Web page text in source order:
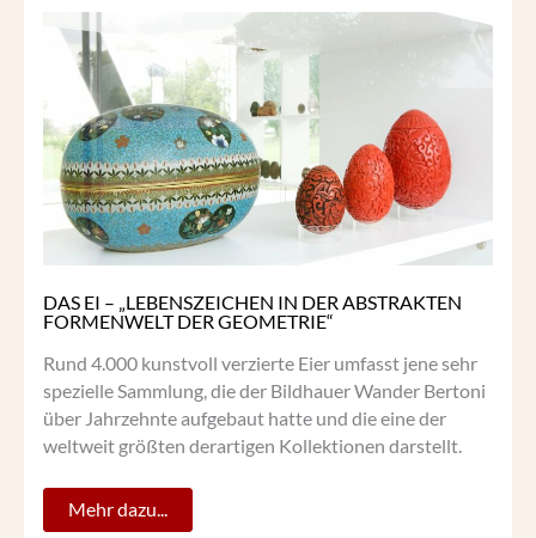
DAS EI – „LEBENSZEICHEN IN DER ABSTRAKTEN
FORMENWELT DER GEOMETRIE“
Rund 4.000 kunstvoll verzierte Eier umfasst jene sehr
spezielle Sammlung, die der Bildhauer Wander Bertoni
über Jahrzehnte aufgebaut hatte und die eine der
weltweit größten derartigen Kollektionen darstellt.
DAS
EI
„LEBENSZEICHEN
IN
DER
ABSTRAKTEN
FORMENWELT
DER
GEOMETRIE“
Mehr dazu...